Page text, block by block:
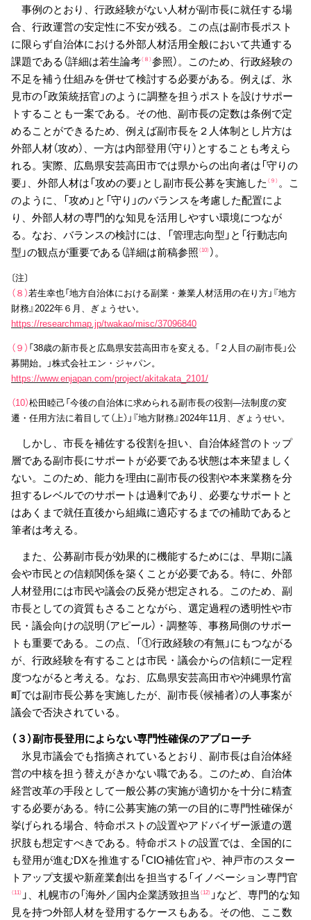
事例のとおり、行政経験がない人材が副市長に就任する場
合、行政運営の安定性に不安が残る。この点は副市長ポスト
に限らず自治体における外部人材活用全般において共通する
課題である（詳細は若生論考（８）参照）。このため、行政経験の
不足を補う仕組みを併せて検討する必要がある。例えば、氷
見市の「政策統括官」のように調整を担うポストを設けサポー
トすることも一案である。その他、副市長の定数は条例で定
めることができるため、例えば副市長を２人体制とし片方は
外部人材（攻め）、一方は内部登用（守り）とすることも考えら
れる。実際、広島県安芸高田市では県からの出向者は「守りの
要」、外部人材は「攻めの要」とし副市長公募を実施した （９）。こ
のように、「攻め」と「守り」のバランスを考慮した配置によ
り、外部人材の専門的な知見を活用しやすい環境につなが
る。なお、バランスの検討には、「管理志向型」と「行動志向
型」の観点が重要である（詳細は前稿参照（10））。
〔注〕
（８）若生幸也「地方自治体における副業・兼業人材活用の在り方」『地方
財務』2022年６月、ぎょうせい。
https://researchmap.jp/twakao/misc/37096840
（９） 「38歳の新市長と広島県安芸高田市を変える。「２人目の副市長」公
募開始。」株式会社エン・ジャパン。
https://www.enjapan.com/project/akitakata_2101/
（10）松田睦己「今後の自治体に求められる副市長の役割―法制度の変
遷・任用方法に着目して（上）」『地方財務』2024年11月、ぎょうせい。
しかし、市長を補佐する役割を担い、自治体経営のトップ
層である副市長にサポートが必要である状態は本来望ましく
ない。このため、能力を理由に副市長の役割や本来業務を分
担するレベルでのサポートは過剰であり、必要なサポートと
はあくまで就任直後から組織に適応するまでの補助であると
筆者は考える。
また、公募副市長が効果的に機能するためには、早期に議
会や市民との信頼関係を築くことが必要である。特に、外部
人材登用には市民や議会の反発が想定される。このため、副
市長としての資質もさることながら、選定過程の透明性や市
民・議会向けの説明（アピール）・調整等、事務局側のサポー
トも重要である。この点、「①行政経験の有無」にもつながる
が、行政経験を有することは市民・議会からの信頼に一定程
度つながると考える。なお、広島県安芸高田市や沖縄県竹富
町では副市長公募を実施したが、副市長（候補者）の人事案が
議会で否決されている。
（３）副市長登用によらない専門性確保のアプローチ
氷見市議会でも指摘されているとおり、副市長は自治体経
営の中核を担う替えがきかない職である。このため、自治体
経営改革の手段として一般公募の実施が適切かを十分に精査
する必要がある。特に公募実施の第一の目的に専門性確保が
挙げられる場合、特命ポストの設置やアドバイザー派遣の選
択肢も想定すべきである。特命ポストの設置では、全国的に
も登用が進むDXを推進する「CIO補佐官」や、神戸市のスター
トアップ支援や新産業創出を担当する「イノベーション専門官
（11） 」、札幌市の「海外／国内企業誘致担当 （12） 」など、専門的な知
見を持つ外部人材を登用するケースもある。その他、ここ数